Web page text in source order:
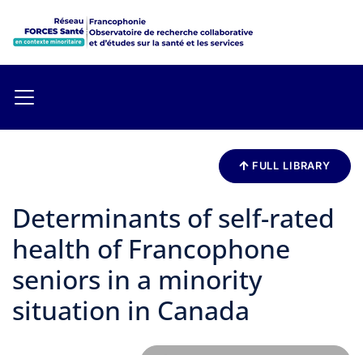
FULL LIBRARY
Determinants of self-rated
health of Francophone
seniors in a minority
situation in Canada